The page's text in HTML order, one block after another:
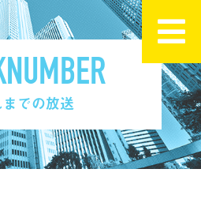
までの放送